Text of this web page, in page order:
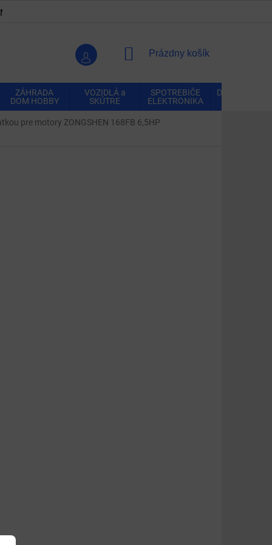
NÁKUPNÝ
Prázdny košík
ZÁHRADA
DOM HOBBY
VOZIDLÁ a
SKÚTRE
SPOTREBIČE
ELEKTRONIKA
DOMÁCNOSŤ
pre motory ZONGSHEN 168FB 6,5HP